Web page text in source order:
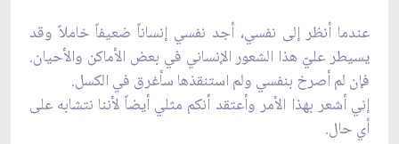
عندما أنظر إلى نفسي، أجد نفسي إنساناً ضعيفاً خاملاً وقد
يسيطر عليّ هذا الشعور الإنساني في بعض الأماكن والأحيان.
فإن لم أصرخ بنفسي ولم استنقذها سأغرق في الكسل.
إني أشعر بهذا الأمر وأعتقد أنكم مثلي أيضاً لأننا نتشابه على
أي حال.